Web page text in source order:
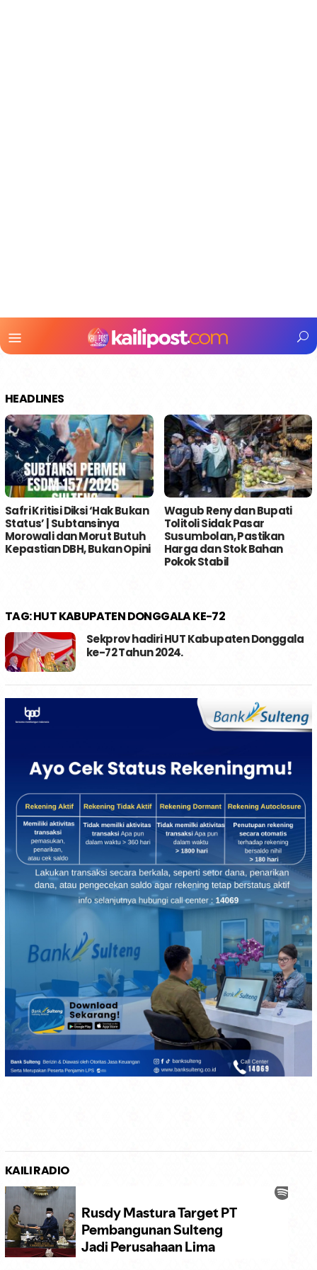
Mobile
HEADLINES
Safri Kritisi Diksi ‘Hak Bukan
Status’ | Subtansinya
Morowali dan Morut Butuh
Kepastian DBH, Bukan Opini
Wagub Reny dan Bupati
Tolitoli Sidak Pasar
Susumbolan, Pastikan
Harga dan Stok Bahan
Pokok Stabil
TAG:HUT KABUPATEN DONGGALA KE-72
Sekprov hadiri HUT Kabupaten Donggala
ke-72 Tahun 2024.
KAILI RADIO